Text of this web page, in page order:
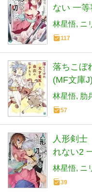
ない 一
(MF文庫
林星悟 ニ
117
落ちこぼ
(MF文庫J)
林星悟 肋
57
人形剣士
れない2
文庫J)
林星悟 ニ
39